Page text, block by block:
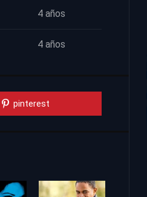
4 años
4 años
pinterest